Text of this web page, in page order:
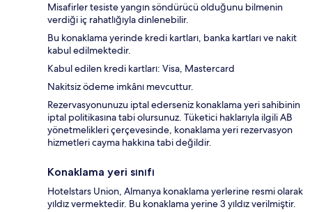
Misafirler tesiste yangın söndürücü olduğunu bilmenin
verdiği iç rahatlığıyla dinlenebilir.
Bu konaklama yerinde kredi kartları, banka kartları ve nakit
kabul edilmektedir.
Kabul edilen kredi kartları: Visa, Mastercard
Nakitsiz ödeme imkânı mevcuttur.
Rezervasyonunuzu iptal ederseniz konaklama yeri sahibinin
iptal politikasına tabi olursunuz. Tüketici haklarıyla ilgili AB
yönetmelikleri çerçevesinde, konaklama yeri rezervasyon
hizmetleri cayma hakkına tabi değildir.
Konaklama yeri sınıfı
Hotelstars Union, Almanya konaklama yerlerine resmi olarak
yıldız vermektedir. Bu konaklama yerine 3 yıldız verilmiştir.